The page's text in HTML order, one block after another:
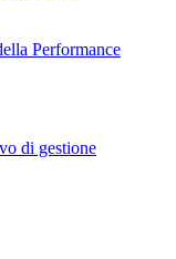
Performance
di gestione